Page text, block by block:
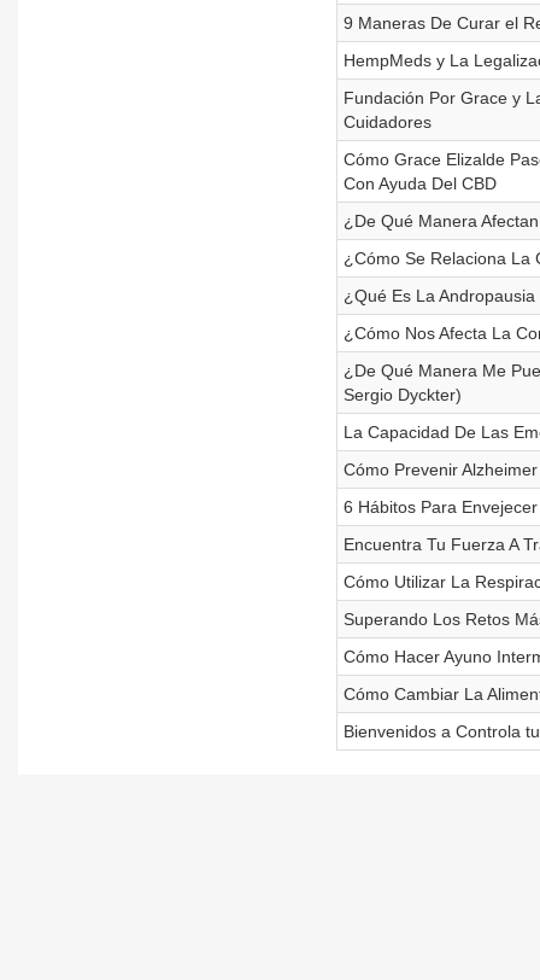
9 Maneras De Curar el
HempMeds y La
Fundación Por Grace y
Cuidadores
Cómo Grace Elizalde
Con Ayuda Del CBD
¿De Qué Manera
¿Cómo Se Relaciona La
¿Qué Es La
¿Cómo Nos Afecta La
¿De Qué Manera Me
Sergio Dyckter)
La Capacidad De Las
Cómo Prevenir
6 Hábitos Para
Encuentra Tu Fuerza A
Cómo Utilizar La
Superando Los Retos
Cómo Hacer Ayuno
Cómo Cambiar La
Bienvenidos a Controla